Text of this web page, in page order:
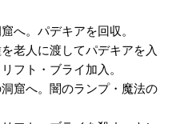
へ。パデキアを回収。
老人に渡してパデキアを入
フト・ブライ加入。
窟へ。闇のランプ・魔法の